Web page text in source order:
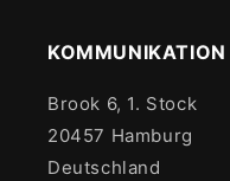
KOMMUNIKATION
Brook 6, 1. Stock
20457 Hamburg
Deutschland